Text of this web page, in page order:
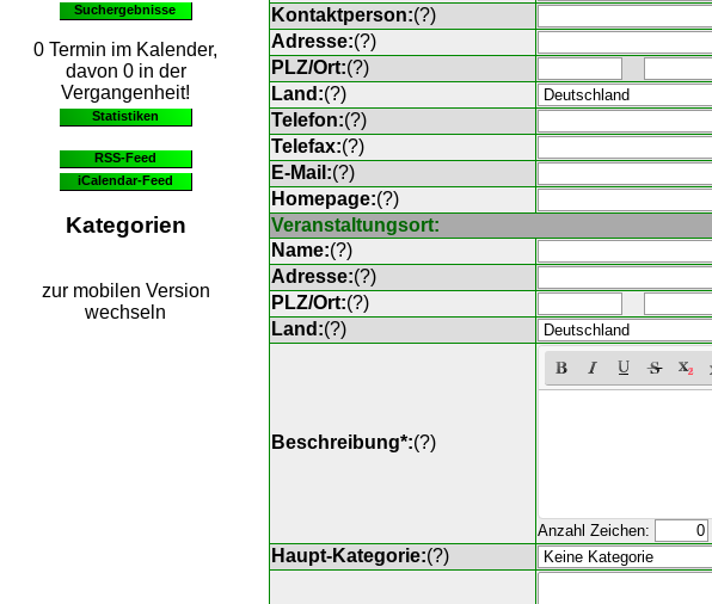
Suchergebnisse
0 Termin im Kalender,
davon 0 in der
Vergangenheit!
Statistiken
RSS-Feed
iCalendar-Feed
Kategorien
zur mobilen Version
wechseln
Kontaktperson:(?)
Adresse:(?)
PLZ/Ort:(?)
Land:(?)
Telefon:(?)
Telefax:(?)
E-Mail:(?)
Homepage:(?)
Veranstaltungsort:
Name:(?)
Adresse:(?)
PLZ/Ort:(?)
Land:(?)
Beschreibung*:(?)
Anzahl Zeichen:
Haupt-Kategorie:(?)